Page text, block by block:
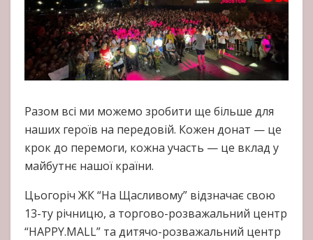
Разом всі ми можемо зробити ще більше для
наших героїв на передовій. Кожен донат — це
крок до перемоги, кожна участь — це вклад у
майбутнє нашої країни.
Цьогоріч ЖК “На Щасливому” відзначає свою
13-ту річницю, а торгово-розважальний центр
“HAPPY.MALL” та дитячо-розважальний центр